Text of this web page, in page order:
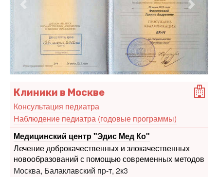
Предыдущий
Клиники в Москве
Консультация педиатра
Наблюдение педиатра (годовые программы)
Медицинский центр "Эдис Мед Ко"
Лечение доброкачественных и злокачественных
новообразований с помощью современных методов
Москва, Балаклавский пр-т, 2к3